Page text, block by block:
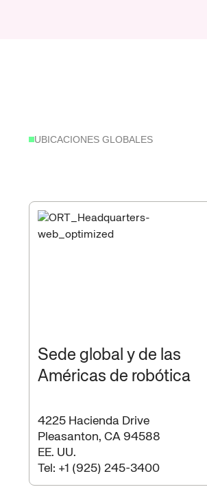
UBICACIONES GLOBALES
robótica:
Sede global y de las
Américas de robótica
4225 Hacienda Drive
Pleasanton, CA 94588
EE. UU.
Tel: +1 (925) 245-3400